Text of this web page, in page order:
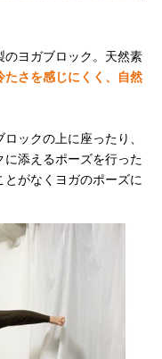
のヨガブロック。天然素
たさを感じにくく、自然
ックの上に座ったり、
添えるポーズを行った
がなくヨガのポーズに